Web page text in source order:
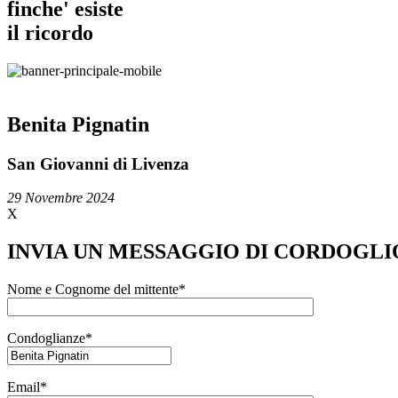
finche' esiste
il ricordo
Benita Pignatin
San Giovanni di Livenza
29 Novembre 2024
X
INVIA UN MESSAGGIO DI
Nome e Cognome del mittente*
Condoglianze*
Email*